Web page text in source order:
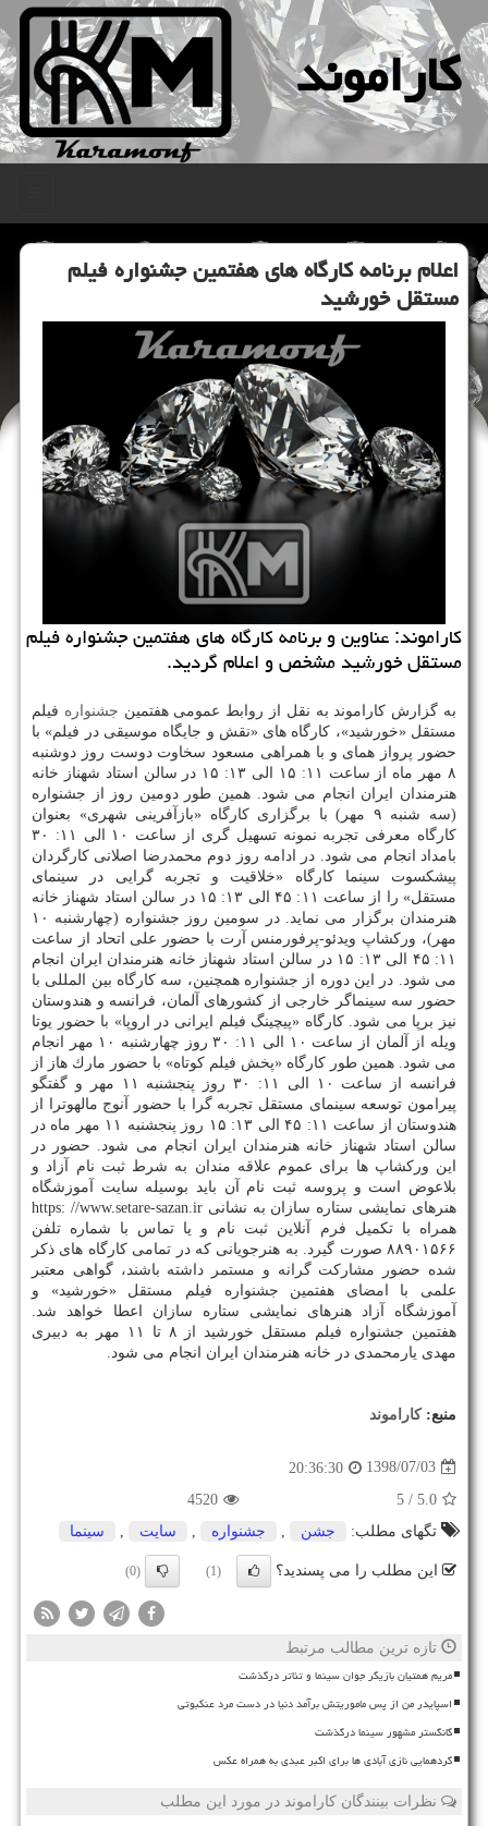
كاراموند
اعلام برنامه كارگاه های هفتمین جشنواره فیلم
مستقل خورشید
كاراموند: عناوین و برنامه كارگاه های هفتمین جشنواره فیلم
مستقل خورشید مشخص و اعلام گردید.
به گزارش كاراموند به نقل از روابط عمومی هفتمین جشنواره فیلم
مستقل «خورشید»، كارگاه های «نقش و جایگاه موسیقی در فیلم» با
حضور پرواز همای و با همراهی مسعود سخاوت دوست روز دوشنبه
۸ مهر ماه از ساعت ۱۱: ۱۵ الی ۱۳: ۱۵ در سالن استاد شهناز خانه
هنرمندان ایران انجام می شود. همین طور دومین روز از جشنواره
(سه شنبه ۹ مهر) با برگزاری كارگاه «بازآفرینی شهری» بعنوان
كارگاه معرفی تجربه نمونه تسهیل گری از ساعت ۱۰ الی ۱۱: ۳۰
بامداد انجام می شود. در ادامه روز دوم محمدرضا اصلانی كارگردان
پیشكسوت سینما كارگاه «خلاقیت و تجربه گرایی در سینمای
مستقل» را از ساعت ۱۱: ۴۵ الی ۱۳: ۱۵ در سالن استاد شهناز خانه
هنرمندان برگزار می نماید. در سومین روز جشنواره (چهارشنبه ۱۰
مهر)، وركشاپ ویدئو-پرفورمنس آرت با حضور علی اتحاد از ساعت
۱۱: ۴۵ الی ۱۳: ۱۵ در سالن استاد شهناز خانه هنرمندان ایران انجام
می شود. در این دوره از جشنواره همچنین، سه كارگاه بین المللی با
حضور سه سینماگر خارجی از كشورهای آلمان، فرانسه و هندوستان
نیز برپا می شود. كارگاه «پیچینگ فیلم ایرانی در اروپا» با حضور یوتا
ویله از آلمان از ساعت ۱۰ الی ۱۱: ۳۰ روز چهارشنبه ۱۰ مهر انجام
می شود. همین طور كارگاه «پخش فیلم كوتاه» با حضور مارك هاز از
فرانسه از ساعت ۱۰ الی ۱۱: ۳۰ روز پنجشنبه ۱۱ مهر و گفتگو
پیرامون توسعه سینمای مستقل تجربه گرا با حضور آنوج مالهوترا از
هندوستان از ساعت ۱۱: ۴۵ الی ۱۳: ۱۵ روز پنجشنبه ۱۱ مهر ماه در
سالن استاد شهناز خانه هنرمندان ایران انجام می شود. حضور در
این وركشاپ ها برای عموم علاقه مندان به شرط ثبت نام آزاد و
بلاعوض است و پروسه ثبت نام آن باید بوسیله سایت آموزشگاه
هنرهای نمایشی ستاره سازان به نشانی https: //www.setare-sazan.ir
همراه با تكمیل فرم آنلاین ثبت نام و یا تماس با شماره تلفن
۸۸۹۰۱۵۶۶ صورت گیرد. به هنرجویانی كه در تمامی كارگاه های ذكر
شده حضور مشاركت گرانه و مستمر داشته باشند، گواهی معتبر
علمی با امضای هفتمین جشنواره فیلم مستقل «خورشید» و
آموزشگاه آزاد هنرهای نمایشی ستاره سازان اعطا خواهد شد.
هفتمین جشنواره فیلم مستقل خورشید از ۸ تا ۱۱ مهر به دبیری
مهدی یارمحمدی در خانه هنرمندان ایران انجام می شود.
منبع:كاراموند
1398/07/03
20:36:30
5.0
/ 5
4520
تگهای مطلب:
جشن جشنواره سایت سینما
این مطلب را می پسندید؟ (1)
(0)
تازه ترین مطالب مرتبط
مریم همتیان بازیگر جوان سینما و تئاتر درگذشت
اسپایدر من از پس ماموریتش برآمد دنیا در دست مرد عنکبوتی
گانگستر مشهور سینما درگذشت
گردهمایی نازی آبادی ها برای اکبر عبدی به همراه عکس
نظرات بینندگان کاراموند در مورد این مطلب